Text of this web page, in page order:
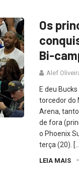
Os
Bi-
Alef
E deu
torcedor do
Arena,
de fora
o Phoenix
terça (20). […]
LEIA MAIS